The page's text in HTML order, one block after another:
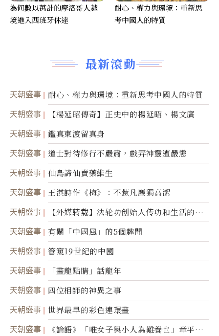
最新滾動
天朝盛事 耐心、權力與環境：重新思考中國人的特質
天朝盛事 【楊延昭傳奇】正史中的楊延昭、楊文廣
天朝盛事 鑑真東渡留真身
天朝盛事 道士對待修行不嚴肅，戲弄神靈遭嚴懲
天朝盛事 仙島諦仙賣藥維生
天朝盛事 王淇詩作《梅》：不惹凡塵獨高潔
天朝盛事
【外媒转载】法轮功创始人传功和生活的故
事
天朝盛事 有關「中國風」的5個趣聞
天朝盛事 管窺19世紀的中國
天朝盛事 「畫龍點睛」話龍年
天朝盛事 四位相師的神異之事
天朝盛事 世界最早的彩色連環畫
天朝盛事
《論語》「唯女子與小人為難養也」章平議
為何數以萬計的摩洛哥人越
境進入西班牙休達
耐心、權力與環境：重新思
考中國人的特質